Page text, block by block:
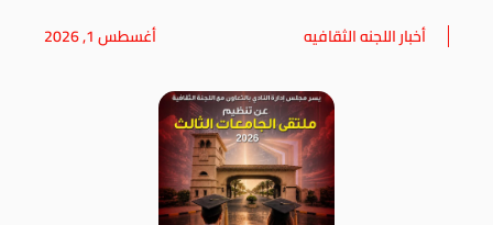
أخبار اللجنه الثقافيه أغسطس 1, 2026